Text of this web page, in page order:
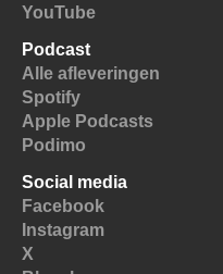
YouTube
Podcast
Alle afleveringen
Spotify
Apple Podcasts
Podimo
Social media
Facebook
Instagram
X